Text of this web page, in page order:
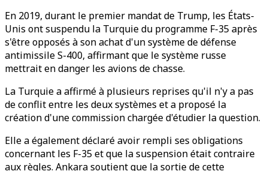
En 2019, durant le premier mandat de Trump, les États-
Unis ont suspendu la Turquie du programme F-35 après
s'être opposés à son achat d'un système de défense
antimissile S-400, affirmant que le système russe
mettrait en danger les avions de chasse.
La Turquie a affirmé à plusieurs reprises qu'il n'y a pas
de conflit entre les deux systèmes et a proposé la
création d'une commission chargée d'étudier la question.
Elle a également déclaré avoir rempli ses obligations
concernant les F-35 et que la suspension était contraire
aux règles. Ankara soutient que la sortie de cette